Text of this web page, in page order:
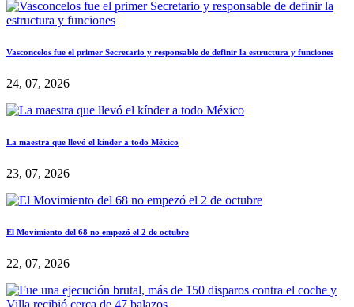
Vasconcelos fue el primer Secretario y responsable de definir la estructura y funciones
24, 07, 2026
La maestra que llevó el kínder a todo México
23, 07, 2026
El Movimiento del 68 no empezó el 2 de octubre
22, 07, 2026